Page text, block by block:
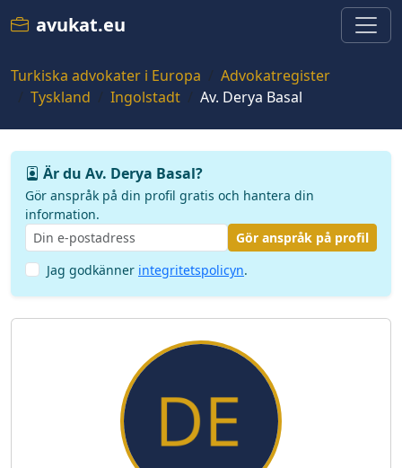
avukat.eu
Turkiska advokater i Europa
Advokatregister
Tyskland
Ingolstadt Av. Derya Basal
Är du Av. Derya Basal?
Gör anspråk på din profil gratis och hantera din
information.
Gör anspråk på profil
Jag godkänner integritetspolicyn.